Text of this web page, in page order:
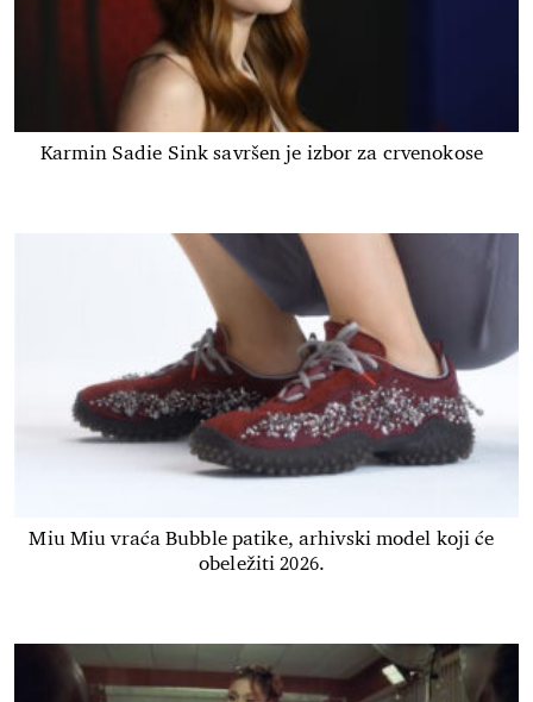
Karmin Sadie Sink savršen je izbor za crvenokose
Miu Miu vraća Bubble patike, arhivski model koji će
obeležiti 2026.